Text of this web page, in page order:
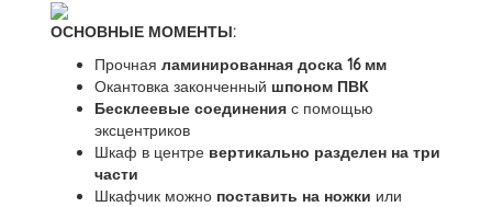
ОСНОВНЫЕ МОМЕНТЫ:
Прочная ламинированная доска 16 мм
Окантовка законченный шпоном ПВК
Бесклеевые соединения с помощью
эксцентриков
Шкаф в центре вертикально разделен на три
части
Шкафчик можно поставить на ножки или